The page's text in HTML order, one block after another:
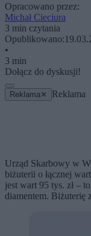
Opracowano przez:
Michał Cieciura
3 min czytania
Opublikowano:
•
3 min
Dołącz do dyskusji!
Reklama ✕ Reklama
Urząd Skarbowy w
biżuterii o łącznej
jest wart 95 tys. zł –
diamentem. Biżuterię